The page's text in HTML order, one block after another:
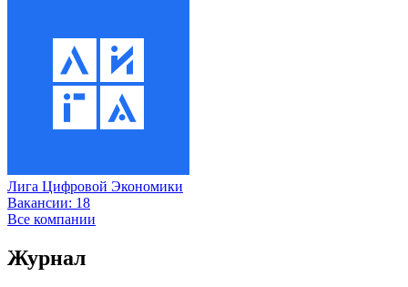
Лига Цифровой Экономики
Вакансии: 18
Все компании
Журнал